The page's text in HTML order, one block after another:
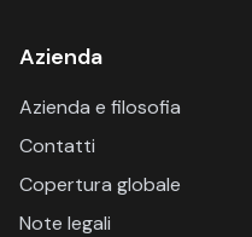
Azienda
Azienda e filosofia
Contatti
Copertura globale
Note legali